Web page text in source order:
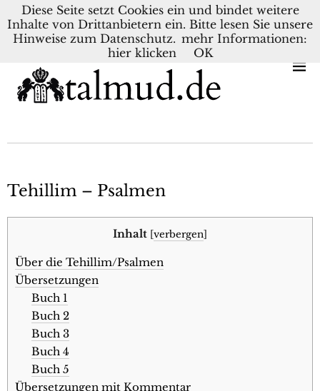
KONTAKT BLOG DEUTSCH NEDERLANDS
Tehillim – Psalmen
Inhalt [verbergen]
Über die Tehillim/Psalmen
Übersetzungen
Buch 1
Buch 2
Buch 3
Buch 4
Buch 5
Übersetzungen mit Kommentar
Diese Seite setzt Cookies ein und bindet weitere
Inhalte von Drittanbietern ein. Bitte lesen Sie unsere
Hinweise zum Datenschutz. mehr Informationen:
hier klicken
OK